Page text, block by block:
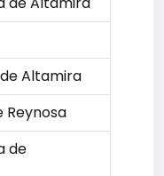
Altamira
Reynosa
de